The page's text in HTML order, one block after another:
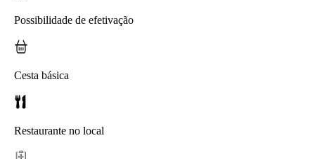
Possibilidade de efetivação
Cesta básica
Restaurante no local